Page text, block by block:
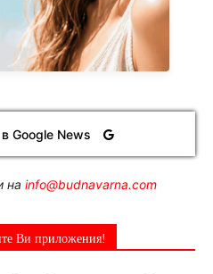
Google News
на info@budnavarna.com
Ви приложения!